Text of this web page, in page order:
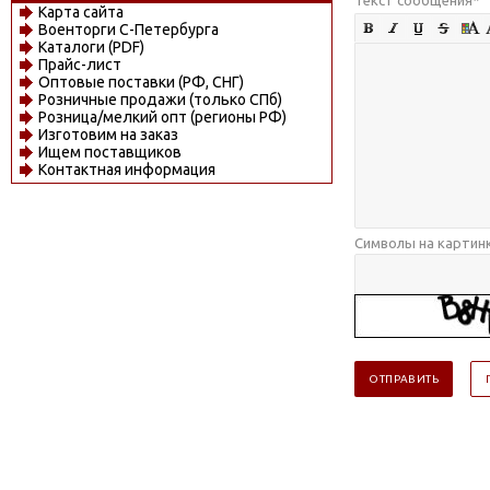
Карта сайта
Военторги С-Петербурга
Каталоги (PDF)
Прайс-лист
Оптовые поставки (РФ, СНГ)
Розничные продажи (только СПб)
Розница/мелкий опт (регионы РФ)
Изготовим на заказ
Ищем поставщиков
Контактная информация
Символы на